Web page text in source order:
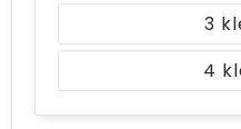
3
4